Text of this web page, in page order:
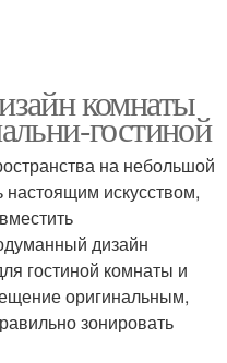
комнаты
гостиной
на небольшой
искусством,
дизайн
гостиной комнаты и
оригинальным,
зонировать